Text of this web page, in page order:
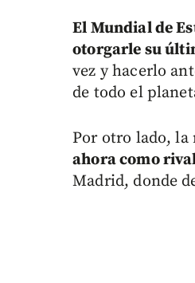
El Mundial de
otorgarle su
vez y hacerlo
de todo el
Por otro lado, la
ahora como
Madrid, donde